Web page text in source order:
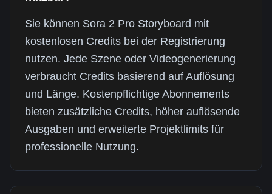
Sie können Sora 2 Pro Storyboard mit
kostenlosen Credits bei der Registrierung
nutzen. Jede Szene oder Videogenerierung
verbraucht Credits basierend auf Auflösung
und Länge. Kostenpflichtige Abonnements
bieten zusätzliche Credits, höher auflösende
Ausgaben und erweiterte Projektlimits für
professionelle Nutzung.